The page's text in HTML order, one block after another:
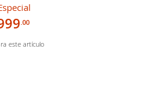
.00
este artículo